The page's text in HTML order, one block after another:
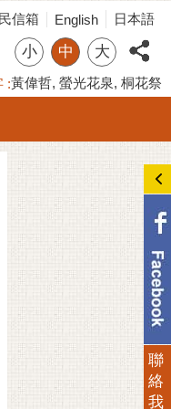
信箱 English 日本語
小 中 大
黃偉哲 螢光花泉 桐花祭
聯
絡
我